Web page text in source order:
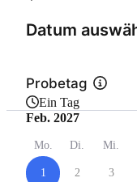
Datum
Probetag
Ein Tag
Feb. 2027
Mo. Di. Mi.
1 2 3